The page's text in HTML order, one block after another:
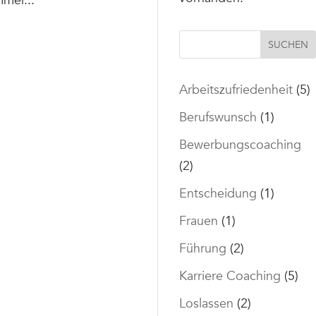
SUCHEN
Arbeitszufriedenheit(5)
Berufswunsch (1)
Bewerbungscoaching
(2)
Entscheidung (1)
Frauen (1)
Führung (2)
Karriere Coaching (5)
Loslassen (2)